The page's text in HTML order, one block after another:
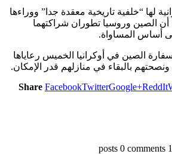
لها “خلفية تاريخية معقدة جدا” ووراءها
أن الصين وروسيا تطوران شراكتهما
أساس المساواة.
الصين في أوكرانيا الخميس رعاياها
بالبقاء في منازلهم قدر الإمكان.
Share FacebookTwitterGoogle+ReddIt
0 comments